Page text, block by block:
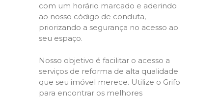
com um horário marcado e aderindo
ao nosso código de conduta,
priorizando a segurança no acesso ao
seu espaço.
Nosso objetivo é facilitar o acesso a
serviços de reforma de alta qualidade
que seu imóvel merece. Utilize o Grifo
para encontrar os melhores